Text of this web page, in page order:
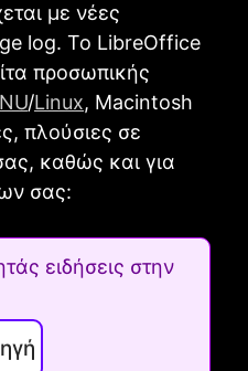
με νέες
log. To LibreOffice
προσωπικής
/Linux, Macintosh
πλούσιες σε
καθώς και για
σας:
ειδήσεις στην